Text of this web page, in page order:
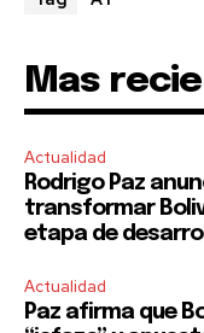
Mas
Actualidad
Rodrigo Paz
transformar
etapa de
Actualidad
Paz afirma que